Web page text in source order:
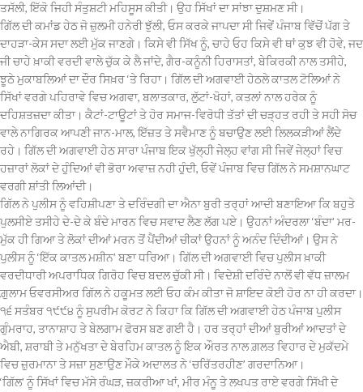
ਤਸੱਲੀ, ਇੱਕੋ ਜਿਹੀ ਸੰਤੁਸ਼ਟੀ ਮਹਿਸੂਸ ਕੀਤੀ। ਉਹ ਸਿੱਖਾਂ ਦਾ ਸਾਂਝਾ ਦੁਸ਼ਮਣ ਸੀ।
ਗਿੱਲ ਦੀ ਕਮਾਂਡ ਹੇਠ ਜੋ ਜ਼ੁਲਮੀ ਹਨੇਰੀ ਝੁੱਲੀ, ਓਸ ਕਰਕੇ ਜਾਪਦਾ ਸੀ ਜਿਵੇਂ ਪੰਜਾਬ ਵਿੱਚੋਂ ਪੱਗ ਤੇ
ਦਾਹੜਾ-ਕੇਸ ਸਦਾ ਲਈ ਮੁੱਕ ਜਾਣਗੇ। ਕਿਸੇ ਵੀ ਸਿੱਖ ਨੂੰ, ਚਾਹੇ ਓਹ ਕਿਸੇ ਵੀ ਥਾਂ ਕੁਝ ਵੀ ਹੋਵੇ, ਜਦ
ਜੀ ਚਾਹੇ ਖ਼ਾਕੀ ਵਰਦੀ ਵਾਲੇ ਚੁੱਕ ਕੇ ਲੈ ਜਾਂਦੇ, ਗੈਰ-ਕਨੂੰਨੀ ਹਿਰਾਸਤਾਂ, ਬੇਕਿਰਕੀ ਨਾਲ ਤਸੀਹੇ,
ਝੂਠੇ ਮੁਕਾਬਲਿਆਂ ਦਾ ਦੌਰ ਸਿਖ਼ਰ ‘ਤੇ ਰਿਹਾ। ਗਿੱਲ ਦੀ ਅਗਵਾਈ ਹੇਠਲੇ ਕਾਤਲ ਟੋਲਿਆਂ ਨੇ
ਸਿੱਖਾਂ ਵਰਗੇ ਪਹਿਰਾਵੇ ਵਿਚ ਅਗਵਾ, ਬਲਾਤਕਾਰ, ਲੁੱਟਾਂ-ਖੋਹਾਂ, ਕਤਲਾਂ ਨਾਲ ਹਰੇਕ ਨੂੰ
ਦਹਿਸ਼ਤਜ਼ਦਾ ਕੀਤਾ। ਕੈਟਾਂ-ਟਾਊਟਾਂ ਤੇ ਹੋਰ ਸਮਾਜ-ਵਿਰੋਧੀ ਤੱਤਾਂ ਦੀ ਚੜ੍ਹਤ ਰਹੀ ਤੇ ਸਹੀ ਸੋਚ
ਵਾਲੇ ਨਾਗਿਰਕ ਆਪਣੀ ਜਾਨ-ਮਾਲ, ਇੱਜ਼ਤ ਤੇ ਸਵੈਮਾਣ ਨੂੰ ਬਚਾਉਣ ਲਈ ਲਿਲਕੜੀਆਂ ਲੈਂਦੇ
ਰਹੇ। ਗਿੱਲ ਦੀ ਅਗਵਾਈ ਹੇਠ ਸਾਰਾ ਪੰਜਾਬ ਇਕ ਖੁੱਲ੍ਹੀ ਜੇਲ੍ਹ ਵਾਂਗ ਸੀ ਜਿਵੇਂ ਜੇਲ੍ਹਾਂ ਵਿਚ
ਹਜ਼ਾਰਾਂ ਲੋਕਾਂ ਦੇ ਹੁੰਦਿਆਂ ਵੀ ਭੋਰਾ ਅਵਾਜ਼ ਨਹੀ ਹੁੰਦੀ, ਓਵੇਂ ਪੰਜਾਬ ਵਿਚ ਗਿੱਲ ਨੇ ਸਮਸ਼ਾਨਘਾਟ
ਵਰਗੀ ਸ਼ਾਂਤੀ ਲਿਆਂਦੀ।
ਗਿੱਲ ਨੇ ਪੁਲੀਸ ਨੂੰ ਵਹਿਸ਼ੀਪਣਾ ਤੇ ਦਰਿੰਦਗੀ ਦਾ ਐਨਾ ਬੁਰੀ ਤਰ੍ਹਾਂ ਆਦੀ ਬਣਾਇਆ ਕਿ ਬਹੁਤੇ
ਪੁਲਸੀਏ ਤਸੀਹੇ ਦੇ-ਦੇ ਕੇ ਬੰਦੇ ਮਾਰਨ ਵਿਚ ਸਵਾਦ ਲੈਣ ਲੱਗ ਪਏ। ਉਹਨਾਂ ਅੰਦਰਲਾ ‘ਬੰਦਾ’ ਮਰ-
ਮੁੱਕ ਹੀ ਗਿਆ ਤੇ ਲੋਕਾਂ ਦੀਆਂ ਮਰਨ ਤੋਂ ਪੈਂਦੀਆਂ ਚੀਕਾਂ ਉਹਨਾਂ ਨੂੰ ਅਨੰਦ ਦਿੰਦੀਆਂ। ਉਸ ਨੇ
ਪੁਲੀਸ ਨੂੰ ‘ਇੱਕ ਕਾਤਲ ਮਸ਼ੀਨ’ ਬਣਾ ਧਰਿਆ। ਗਿੱਲ ਦੀ ਅਗਵਾਈ ਵਿਚ ਪੁਲੀਸ ਖ਼ਾਕੀ
ਵਰਦੀਧਾਰੀ ਅਪਰਾਧਿਕ ਗਿਰੋਹ ਵਿਚ ਬਦਲ ਚੁੱਕੀ ਸੀ। ਵਿਦੇਸ਼ੀ ਦਰਿੰਦੇ ਨਾਲੋਂ ਵੀ ਵੱਧ ਜ਼ਾਲਮ
ਗ਼ੁਲਾਮ ਓਵਰਸੀਅਰ ਗਿੱਲ ਨੇ ਹਕੂਮਤ ਲਈ ਓਹ ਕੰਮ ਕੀਤਾ ਜੋ ਸ਼ਾਇਦ ਕੋਈ ਹੋਰ ਨਾ ਹੀ ਕਰਦਾ।
੧੬ ਸਤੰਬਰ ੧੯੯੪ ਨੂੰ ਸੁਪਰੀਮ ਕੋਰਟ ਨੇ ਕਿਹਾ ਕਿ ਗਿੱਲ ਦੀ ਅਗਵਾਈ ਹੇਠ ਪੰਜਾਬ ਪੁਲੀਸ
ਗੁੰਮਰਾਹ, ਤਾਨਾਸ਼ਾਹ ਤੇ ਬੇਲਗਾਮ ਫੋਰਸ ਬਣ ਗਈ ਹੈ। ਹਰ ਤਰ੍ਹਾਂ ਦੀਆਂ ਬੁਰੀਆਂ ਆਦਤਾਂ ਦੇ
ਐਬੀ, ਸ਼ਰਾਬੀ ਤੇ ਮਨੁੱਖਤਾ ਦੇ ਬੇਰਹਿਮ ਕਾਤਲ ਨੂੰ ਇਕ ਔਰਤ ਨਾਲ ਗ਼ਲਤ ਵਿਹਾਰ ਦੇ ਮੁਕੱਦਮੇ
ਵਿਚ ਜ਼ੁਰਮਾਨਾ ਤੇ ਸਜ਼ਾ ਸੁਣਾਉਣ ਮੌਕੇ ਅਦਾਲਤ ਨੇ ‘ਚਰਿੱਤਰਹੀਣ’ ਗਰਦਾਨਿਆ।
‘ਗਿੱਲ’ ਨੂੰ ਸਿੱਖਾਂ ਵਿਚ ਮੱਸੇ ਰੰਘੜ, ਜ਼ਕਰੀਆ ਖਾਂ, ਮੀਰ ਮੰਨੂ ਤੇ ਲਖਪਤ ਰਾਏ ਵਰਗੇ ਸਿੱਖੀ ਦੇ